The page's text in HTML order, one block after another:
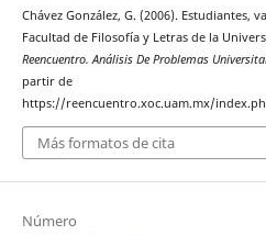
Chávez González, G. (2006). Estudiantes,
Facultad de Filosofía y Letras de la
Reencuentro. Análisis De Problemas
partir de
https://reencuentro.xoc.uam.mx/
Más formatos de cita
Número